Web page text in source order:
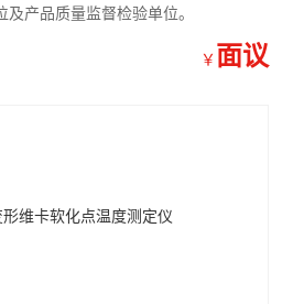
产品质量监督检验单位。
￥ 面议